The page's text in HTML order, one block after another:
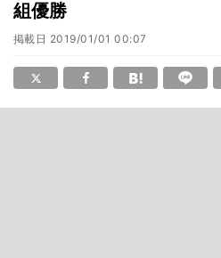
組優勝
掲載日 2019/01/01 00:07